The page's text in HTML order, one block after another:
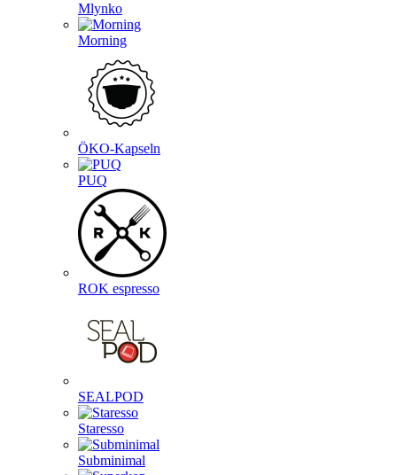
Mlynko
Morning
ÖKO-Kapseln
PUQ
ROK espresso
SEALPOD
Staresso
Subminimal